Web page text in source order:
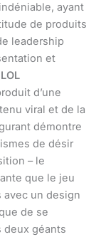
ayant
de produits
leadership
et
d’une
viral et de la
démontre
de désir
– le
que le jeu
avec un design
de se
deux géants